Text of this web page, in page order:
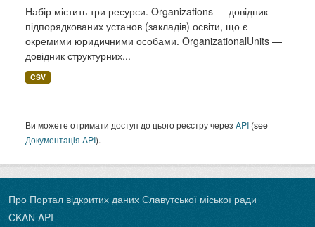
Набір містить три ресурси. Organizations — довідник
підпорядкованих установ (закладів) освіти, що є
окремими юридичними особами. OrganizationalUnits —
довідник структурних...
CSV
Ви можете отримати доступ до цього реєстру через API (see
Документація API).
Про Портал відкритих даних Славутської міської ради
CKAN API